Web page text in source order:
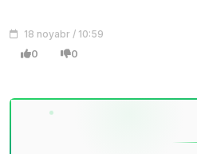
18 noyabr / 10:59
0 0